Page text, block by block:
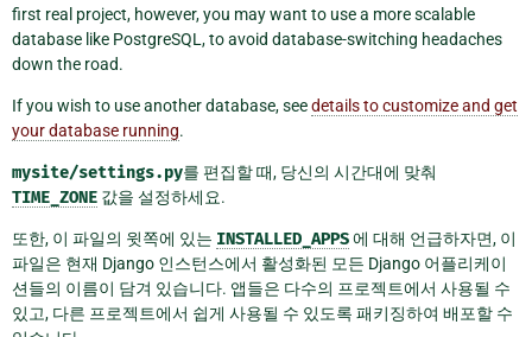
first real project, however, you may want to use a more scalable
database like PostgreSQL, to avoid database-switching headaches
down the road.
If you wish to use another database, seedetails to customize and get
your database running.
mysite/settings.py를 편집할 때, 당신의 시간대에 맞춰
TIME_ZONE 값을 설정하세요.
또한, 이 파일의 윗쪽에 있는 INSTALLED_APPS에 대해 언급하자면, 이
파일은 현재 Django 인스턴스에서 활성화된 모든 Django 어플리케이
션들의 이름이 담겨 있습니다. 앱들은 다수의 프로젝트에서 사용될 수
있고, 다른 프로젝트에서 쉽게 사용될 수 있도록 패키징하여 배포할 수